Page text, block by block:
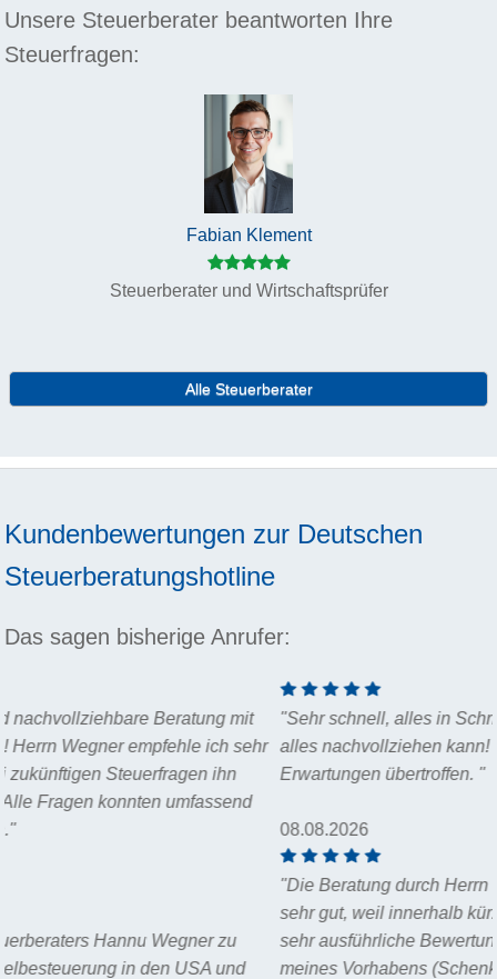
Unsere Steuerberater beantworten Ihre
Steuerfragen:
Fabian Klement
Steuerberater und Wirtschaftsprüfer
Alle Steuerberater
Kundenbewertungen zur Deutschen
Steuerberatungshotline
Das sagen bisherige Anrufer:
"Sehr schnell, alles in Schriftform, sodass man zu jeder Zeit,
alles nachvollziehen kann! Herr Wagner hat meine
Erwartungen übertroffen. "
"Die Beratung durch Herrn Wegner war in allen Belangen
sehr gut, weil innerhalb kürzester Zeit vollumfängliche und
sehr ausführliche Bewertungen zu allen relevanten Aspekten
meines Vorhabens (Schenkung von Grund und Immobilie